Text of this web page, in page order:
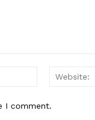
Email:*
I comment.